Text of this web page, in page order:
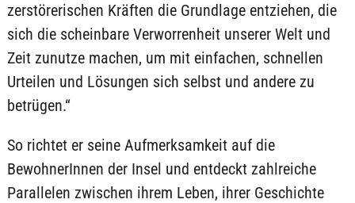
zerstörerischen Kräften die Grundlage entziehen, die
sich die scheinbare Verworrenheit unserer Welt und
Zeit zunutze machen, um mit einfachen, schnellen
Urteilen und Lösungen sich selbst und andere zu
betrügen.“
So richtet er seine Aufmerksamkeit auf die
BewohnerInnen der Insel und entdeckt zahlreiche
Parallelen zwischen ihrem Leben, ihrer Geschichte